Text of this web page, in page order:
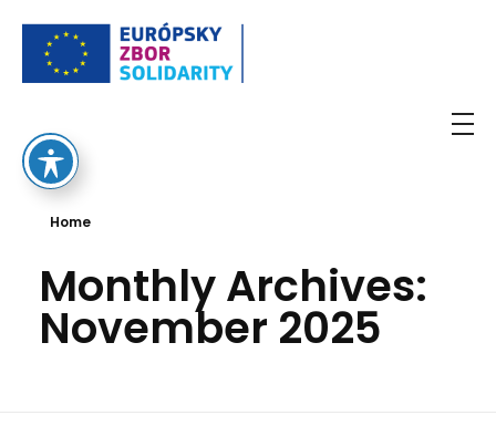
Home
Monthly Archives:
November 2025